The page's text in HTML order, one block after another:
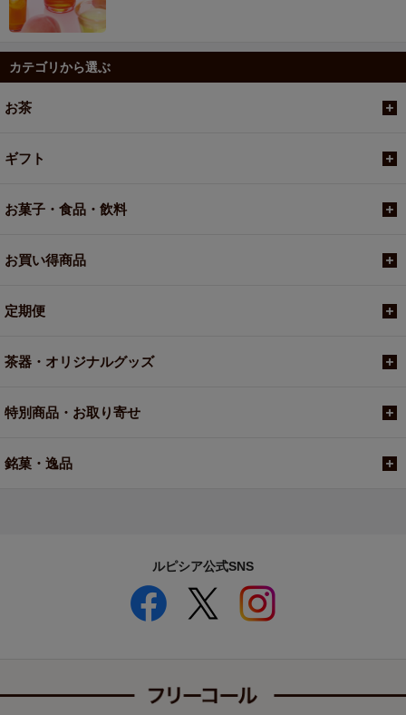
カテゴリから選ぶ
お茶
ギフト
お菓子・食品・飲料
お買い得商品
定期便
茶器・オリジナルグッズ
特別商品・お取り寄せ
銘菓・逸品
ルピシア公式SNS